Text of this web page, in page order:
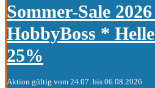
Sommer-Sale
HobbyBoss *
25%
Aktion gültig vom 24.07. bis 06.08.2026